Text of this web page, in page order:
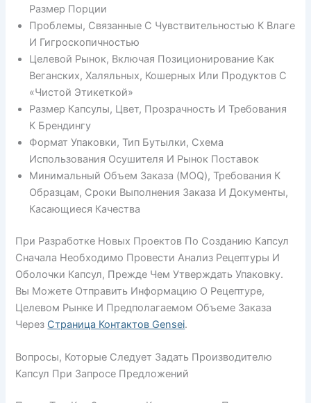
Размер Порции
Проблемы, Связанные С Чувствительностью К Влаге
И Гигроскопичностью
Целевой Рынок, Включая Позиционирование Как
Веганских, Халяльных, Кошерных Или Продуктов С
«чистой Этикеткой»
Размер Капсулы, Цвет, Прозрачность И Требования
К Брендингу
Формат Упаковки, Тип Бутылки, Схема
Использования Осушителя И Рынок Поставок
Минимальный Объем Заказа (MOQ), Требования К
Образцам, Сроки Выполнения Заказа И Документы,
Касающиеся Качества
При Разработке Новых Проектов По Созданию Капсул
Сначала Необходимо Провести Анализ Рецептуры И
Оболочки Капсул, Прежде Чем Утверждать Упаковку.
Вы Можете Отправить Информацию О Рецептуре,
Целевом Рынке И Предполагаемом Объеме Заказа
Через Страница Контактов Gensei.
Вопросы, Которые Следует Задать Производителю
Капсул При Запросе Предложений